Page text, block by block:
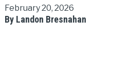
February 20, 2026
By Landon Bresnahan